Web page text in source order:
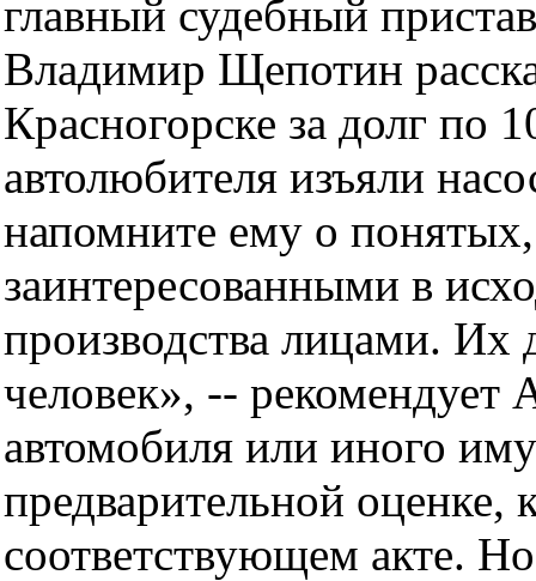
главный судебный
Владимир Щепотин
Красногорске за долг по
автолюбителя изъяли
напомните ему о
заинтересованными в
производства лицами. Их
человек», -- рекомендует
автомобиля или иного
предварительной оценке,
соответствующем акте.